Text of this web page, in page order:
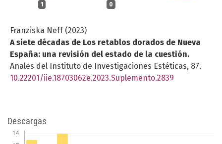
1 0
Franziska Neff (2023)
A siete décadas de Los retablos dorados de Nueva
España: una revisión del estado de la cuestión.
Anales del Instituto de Investigaciones Estéticas, 87.
10.22201/iie.18703062e.2023.Suplemento.2839
Descargas